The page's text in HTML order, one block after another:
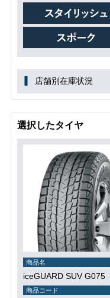
店舗別在庫状況
選択したタイヤ
商品名
iceGUARD SUV G075
商品コード